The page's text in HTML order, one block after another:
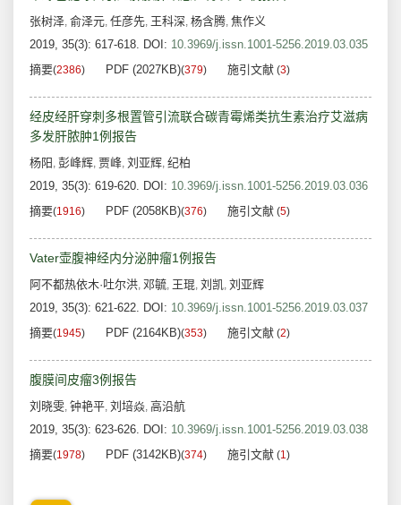
张树泽, 俞泽元, 任彦先, 王科深, 杨含腾, 焦作义
2019, 35(3): 617-618. DOI: 10.3969/j.issn.1001-5256.2019.03.035
摘要(2386) PDF (2027KB)(379) 施引文献 (3)
经皮经肝穿刺多根置管引流联合碳青霉烯类抗生素治疗艾滋病
多发肝脓肿1例报告
杨阳 , 彭峰辉, 贾峰, 刘亚辉, 纪柏
2019, 35(3): 619-620. DOI: 10.3969/j.issn.1001-5256.2019.03.036
摘要(1916) PDF (2058KB)(376) 施引文献 (5)
Vater壶腹神经内分泌肿瘤1例报告
阿不都热依木·吐尔洪, 邓毓, 王琨, 刘凯, 刘亚辉
2019, 35(3): 621-622. DOI: 10.3969/j.issn.1001-5256.2019.03.037
摘要(1945) PDF (2164KB)(353) 施引文献 (2)
腹膜间皮瘤3例报告
刘晓雯, 钟艳平, 刘培焱, 高沿航
2019, 35(3): 623-626. DOI: 10.3969/j.issn.1001-5256.2019.03.038
摘要(1978) PDF (3142KB)(374) 施引文献 (1)